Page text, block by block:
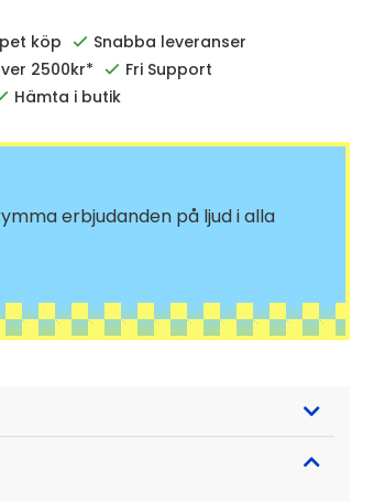
köp
Snabba leveranser
2500kr*
Fri Support
Hämta i butik
erbjudanden på ljud i alla